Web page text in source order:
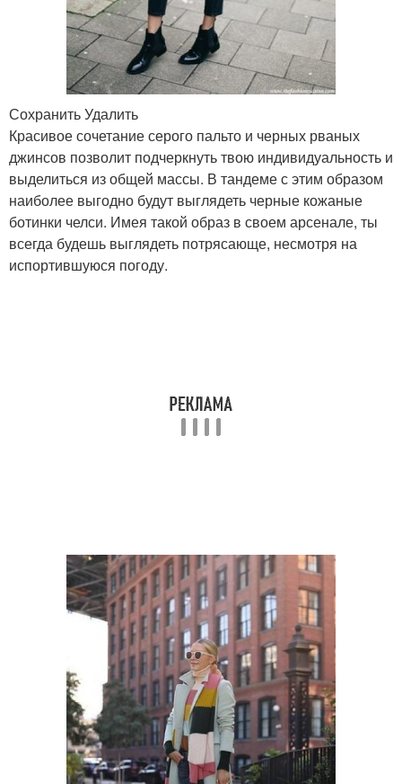
Сохранить Удалить
Красивое сочетание серого пальто и черных рваных
джинсов позволит подчеркнуть твою индивидуальность и
выделиться из общей массы. В тандеме с этим образом
наиболее выгодно будут выглядеть черные кожаные
ботинки челси. Имея такой образ в своем арсенале, ты
всегда будешь выглядеть потрясающе, несмотря на
испортившуюся погоду.